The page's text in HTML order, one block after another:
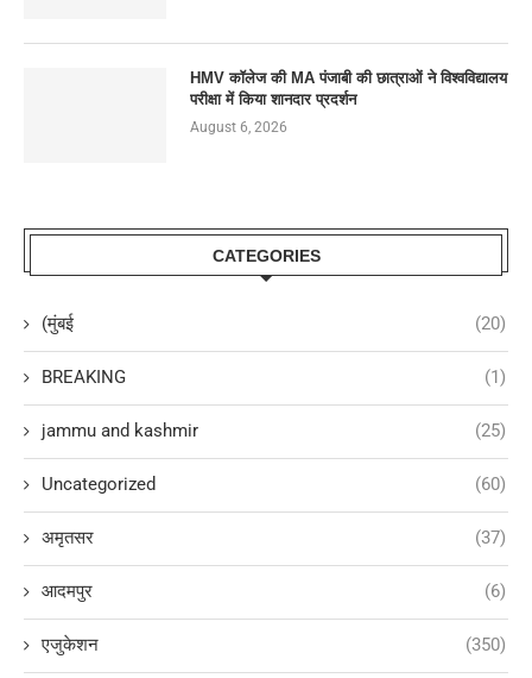
HMV कॉलेज की MA पंजाबी की छात्राओं ने विश्वविद्यालय
परीक्षा में किया शानदार प्रदर्शन
August 6, 2026
CATEGORIES
(मुंबई (20)
BREAKING (1)
jammu and kashmir (25)
Uncategorized (60)
अमृतसर (37)
आदमपुर (6)
एजुकेशन (350)